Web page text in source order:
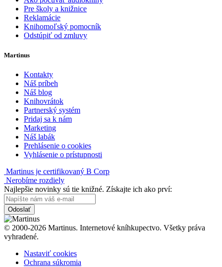
Pre školy a knižnice
Reklamácie
Knihomoľský pomocník
Odstúpiť od zmluvy
Martinus
Kontakty
Náš príbeh
Náš blog
Knihovrátok
Partnerský systém
Pridaj sa k nám
Marketing
Náš labák
Prehlásenie o cookies
Vyhlásenie o prístupnosti
Martinus je certifikovaný B Corp
Nerobíme rozdiely
Najlepšie novinky sú tie knižné. Získajte ich ako prví:
Odoslať
© 2000-2026 Martinus. Internetové kníhkupectvo. Všetky práva
vyhradené.
Nastaviť cookies
Ochrana súkromia